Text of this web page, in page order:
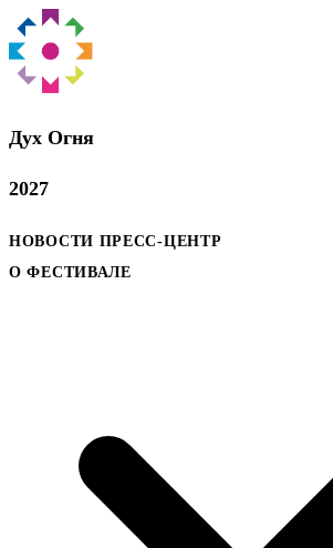
Дух Oгня
2027
НОВОСТИ ПРЕСС-ЦЕНТР
О ФЕСТИВАЛЕ